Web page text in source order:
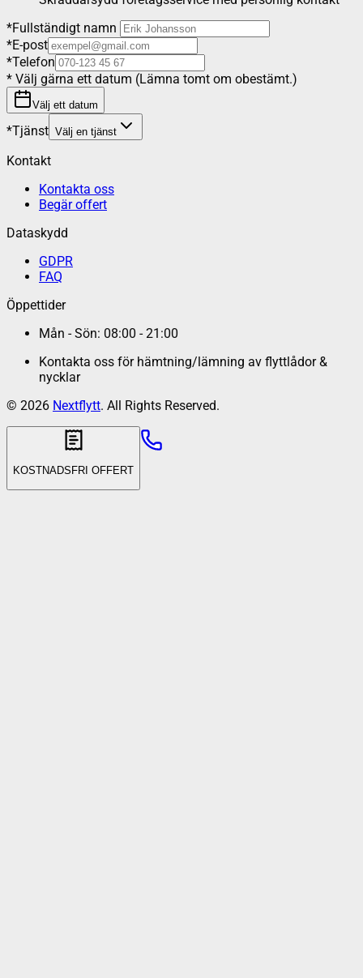
*Fullständigt namn
*E-post
*Telefon
* Välj gärna ett datum (Lämna tomt om obestämt.)
Välj ett datum
*Tjänst Välj en tjänst
Kontakt
Kontakta oss
Begär offert
Dataskydd
GDPR
FAQ
Öppettider
Mån - Sön: 08:00 - 21:00
Kontakta oss för hämtning/lämning av flyttlådor &
nycklar
© 2026 Nextflytt. All Rights Reserved.
KOSTNADSFRI OFFERT